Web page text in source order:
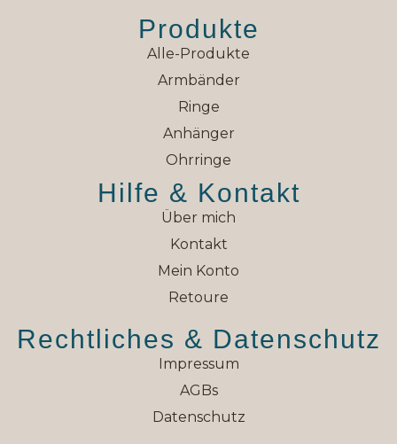
Produkte
Alle-Produkte
Armbänder
Ringe
Anhänger
Ohrringe
Hilfe & Kontakt
Über mich
Kontakt
Mein Konto
Retoure
Rechtliches & Datenschutz
Impressum
AGBs
Datenschutz